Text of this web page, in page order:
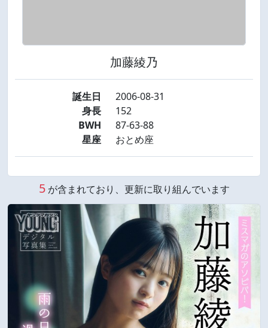
加藤綾乃
誕生日
2006-08-31
身長
152
BWH
87-63-88
星座
おとめ座
5が含まれており、更新に取り組んでいます